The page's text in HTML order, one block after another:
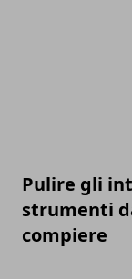
Pulire gli
strumenti
compiere